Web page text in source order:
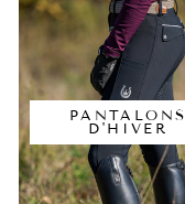
PANTALONS
D'HIVER